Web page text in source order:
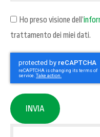
Ho preso visione dell’
trattamento dei miei dati.
INVIA